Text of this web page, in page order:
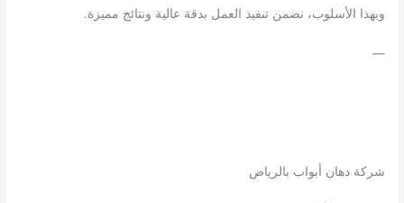
وبهذا الأسلوب، نضمن تنفيذ العمل بدقة عالية ونتائج مميزة.
—
شركة دهان أبواب بالرياض